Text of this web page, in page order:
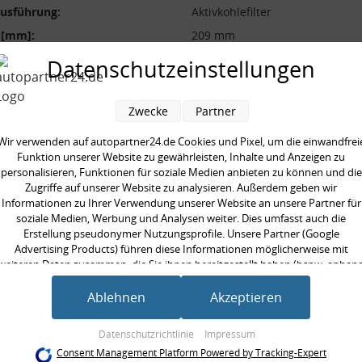
Aktivkohlefilter
209 mm
34 mm
[mm]:
240 mm
kauften auch
Datenschutzeinstellungen
verwenden auf autopartner24.de Cookies und Pixel, um die
Funktion unserer Website zu gewährleisten, Inhalte und Anzeigen zu
personalisieren, Funktionen für soziale Medien anbieten zu können und die
Zugriffe auf unserer Website zu analysieren. Außerdem geben wir
Informationen zu Ihrer Verwendung unserer Website an unsere Partner für
soziale Medien, Werbung und Analysen weiter. Dies umfasst auch die
Erstellung pseudonymer Nutzungsprofile. Unsere Partner (Google
Advertising Products) führen diese Informationen möglicherweise mit
Daten zusammen, die Sie ihnen bereitgestellt haben (bspw.
eines persönlichen Accounts) oder welche sie im Rahmen Ihrer Nutzung der
Dienste gesammelt haben (bspw. Nutzungsdaten anderer Geräte). Ihre
Einwilligung zur Nutzung von Cookies und Pixeln können Sie jederzeit
dort die entsprechenden Anpassungen vornehmen.
Datenschutzrichtlinie Impressum
Zwecke Partner
Ablehnen Akzeptieren
Consent Management Platform Powered by Tracking-Expert